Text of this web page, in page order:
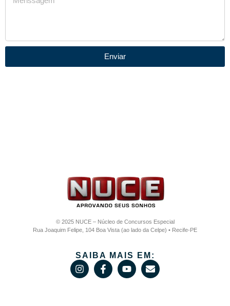
Enviar
© 2025 NUCE – Núcleo de Concursos Especial
Rua Joaquim Felipe, 104 Boa Vista (ao lado da Celpe) • Recife-PE
SAIBA MAIS EM: